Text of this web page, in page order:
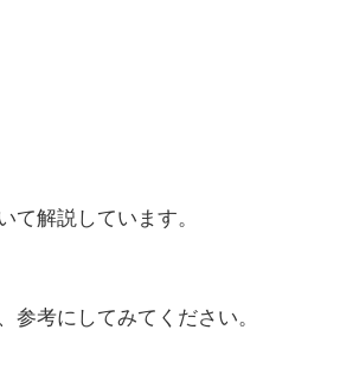
解説しています。
考にしてみてください。